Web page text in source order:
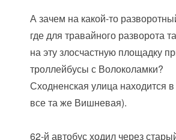
А зачем на какой-то
где для травайного разворота
на эту злосчастную площадку
троллейбусы с Волоколамки?
Сходненская улица находится
все та же Вишневая).
62-й автобус ходил через